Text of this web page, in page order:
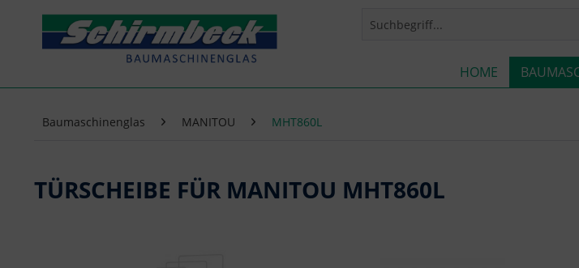
HOME
Baumaschinenglas MANITOU MHT860L
TÜRSCHEIBE FÜR MANITOU MHT860L